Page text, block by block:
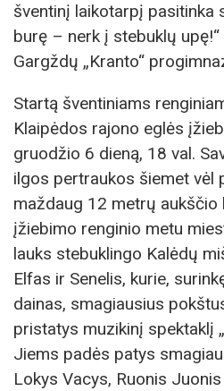
šventinį laikotarpį pasitinka
burę – nerk į stebuklų
Gargždų „Kranto“
Startą šventiniams
Klaipėdos rajono eglės
gruodžio 6 dieną, 18 val.
ilgos pertraukos šiemet vėl
maždaug 12 metrų aukščio
įžiebimo renginio metu
lauks stebuklingo Kalėdų
Elfas ir Senelis, kurie,
dainas, smagiausius
pristatys muzikinį spektaklį
Jiems padės patys
Lokys Vacys, Ruonis